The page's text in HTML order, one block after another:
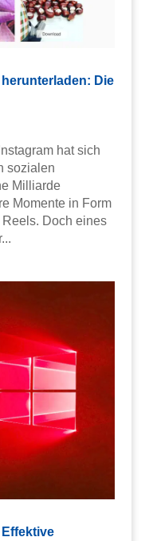
Die
hat sich
sozialen
Milliarde
Momente in Form
Doch eines